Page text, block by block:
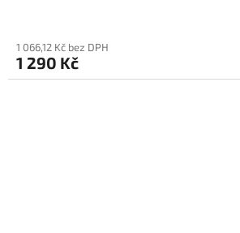
1 066,12 Kč bez DPH
1 290 Kč